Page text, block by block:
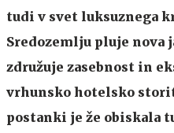
tudi v svet luksuznega
Sredozemlju pluje nova
združuje zasebnost in
vrhunsko hotelsko
postanki je že obiskala